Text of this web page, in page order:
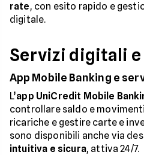
rate, con esito rapido e
digitale.
Servizi digitali e
App Mobile Banking e
L’app UniCredit Mobile
controllare saldo e
ricariche e gestire carte e
sono disponibili anche via
intuitiva e sicura, attiva 24/7.